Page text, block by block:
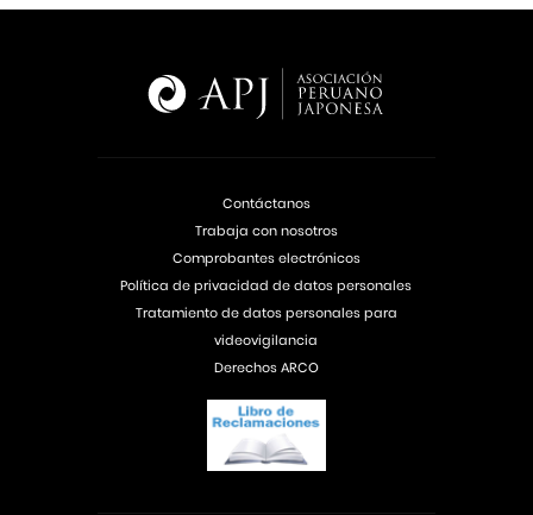
Contáctanos
Trabaja con nosotros
Comprobantes electrónicos
Política de privacidad de datos personales
Tratamiento de datos personales para
videovigilancia
Derechos ARCO